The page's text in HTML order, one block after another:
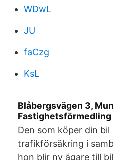
WDwL
JU
faCzg
KsL
Blåbergsvägen 3,
Fastighetsförmedling
Den som köper din
trafikförsäkring i
hon blir ny ägare till